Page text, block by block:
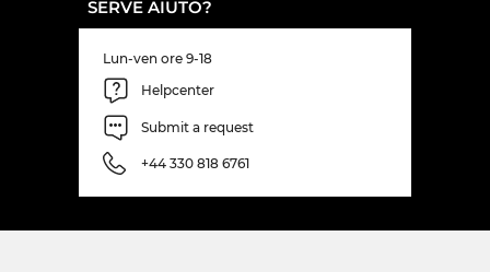
SERVE AIUTO?
Lun-ven ore 9-18
Helpcenter
Submit a request
+44 330 818 6761